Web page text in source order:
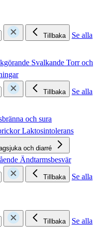
Tillbaka
Se alla
Svalkande Torr och
Tillbaka
Se alla
och sura
Laktosintolerans
och diarré
Ändtarmsbesvär
Tillbaka
Se alla
Tillbaka
Se alla